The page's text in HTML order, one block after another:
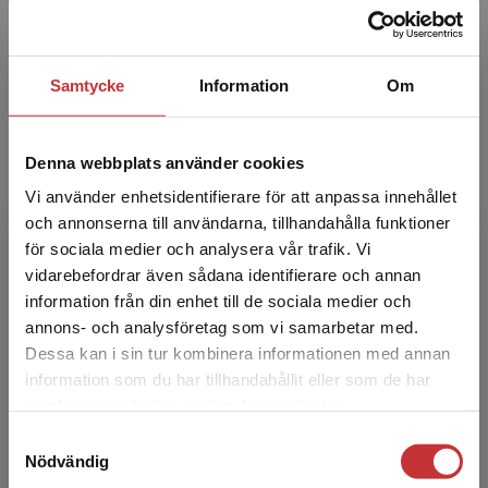
Samtycke Information Om
Denna webbplats använder cookies
Vi använder enhetsidentifierare för att anpassa innehållet
och annonserna till användarna, tillhandahålla funktioner
för sociala medier och analysera vår trafik. Vi
vidarebefordrar även sådana identifierare och annan
information från din enhet till de sociala medier och
annons- och analysföretag som vi samarbetar med.
Dessa kan i sin tur kombinera informationen med annan
information som du har tillhandahållit eller som de har
Nödvändig
Begränsad fraktregion
Det verkar som att du besöker
studentlitteratur.se via en enhet utanför Sverige.
Vi erbjuder inte leveranser utanför Sverige. För
att kunna slutföra ett köp måste
arbetar deltid som anställd och övrig tid i eget
företag bl.a. med psykologsamtal, utredningar,
handlednin...
Maria Schillaci
Maria Schillaci är legitimerad psykolog med
egen praktik och ordförande för Rädda Barnen
i Sverige. Maria har en lång erfarenhet av